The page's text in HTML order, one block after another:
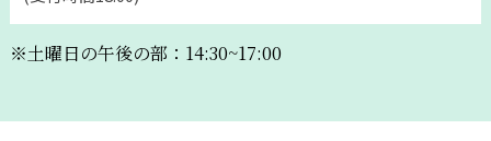
※土曜日の午後の部：14:30~17:00